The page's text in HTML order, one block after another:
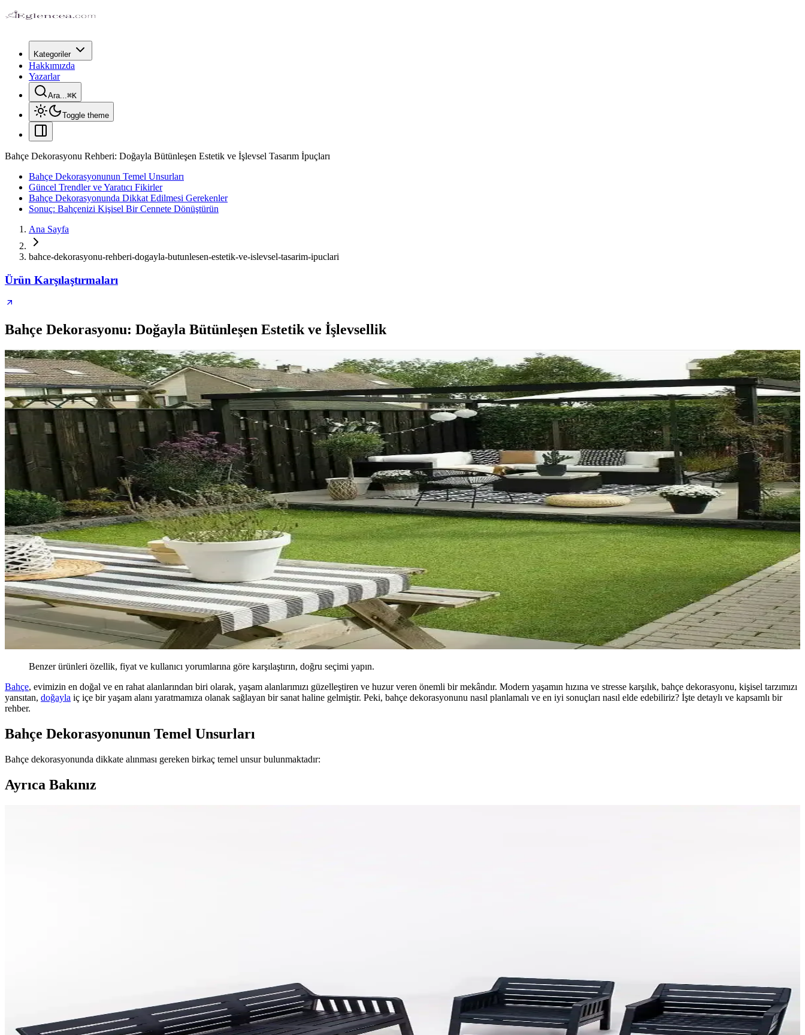
Kategoriler
Hakkımızda
Yazarlar
Ara...⌘K
Toggle theme
Bahçe Dekorasyonu Rehberi: Doğayla Bütünleşen Estetik ve İşlevsel Tasarım İpuçları
Bahçe Dekorasyonunun Temel Unsurları
Güncel Trendler ve Yaratıcı Fikirler
Bahçe Dekorasyonunda Dikkat Edilmesi Gerekenler
Sonuç: Bahçenizi Kişisel Bir Cennete Dönüştürün
Ana Sayfa
bahce-dekorasyonu-rehberi-dogayla-butunlesen-estetik-ve-islevsel-tasarim-ipuclari
Ürün Karşılaştırmaları
Bahçe Dekorasyonu: Doğayla Bütünleşen Estetik ve İşlevsellik
Benzer ürünleri özellik, fiyat ve kullanıcı yorumlarına göre karşılaştırın, doğru seçimi yapın.
Bahçe, evimizin en doğal ve en rahat alanlarından biri olarak, yaşam alanlarımızı güzelleştiren ve huzur veren önemli bir mekândır. Modern yaşamın hızına ve stresse karşılık, bahçe dekorasyonu, kişisel tarzımızı
yansıtan, doğayla iç içe bir yaşam alanı yaratmamıza olanak sağlayan bir sanat haline gelmiştir. Peki, bahçe dekorasyonunu nasıl planlamalı ve en iyi sonuçları nasıl elde edebiliriz? İşte detaylı ve kapsamlı bir
rehber.
Bahçe Dekorasyonunun Temel Unsurları
Bahçe dekorasyonunda dikkate alınması gereken birkaç temel unsur bulunmaktadır:
Ayrıca Bakınız
Bosch Universalrotak 34-405, hafif tasarımı, enerji tasarruflu motoru ve ergonomik tutamaklarıyla bahçe bakımını kolaylaştıran kullanışlı bir çim biçme makinesidir.
Mandella Elit Rattan 90x150 Elit Koltuk ve Masa Takımı Modern ve Dayanıklı Tasarım